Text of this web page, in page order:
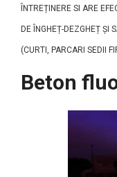
ÎNTREȚINERE SI ARE
DE ÎNGHEȚ-DEZGHEȚ ȘI
(CURTI, PARCARI SEDII
Beton